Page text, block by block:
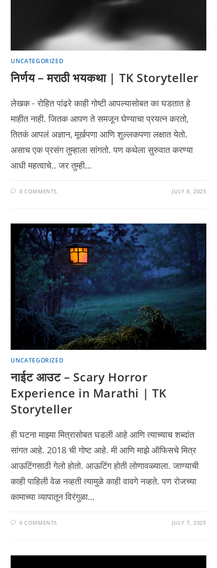
UNCATEGORIZED
निर्णय – मराठी भयकथा | TK Storyteller
लेखक - रोहित पांढरे काही गोष्टी आपल्यासोबत का घडतात हे
माहीत नाही. जितक आपण ते समजून घेण्याचा प्रयत्न करतो,
तितकं आपलं अज्ञान, मूर्खपणा आणि शुल्लकपणा लक्षात येतो.
असाच एक प्रसंग तुम्हाला सांगतो. पण कथेला सुरुवात करण्या
आधी महत्वाचे.. जर तुम्ही…
0 COMMENTS JULY 8, 2025
UNCATEGORIZED
नाईट आउट – Scary Horror
Experience in Marathi | TK
Storyteller
ही घटना माझ्या मित्रासोबत घडली आहे आणि त्याच्याच शब्दांत
सांगत आहे. 2018 ची गोष्ट आहे. मी आणि माझे ऑफिसचे मित्र
आऊटिंगसाठी गेलो होतो. आऊटिंग होती लोणावळ्याला. जाण्याची
काही पाहिली वेळ नव्हती त्यामुळे काही वावगे नव्हते. पण रोजच्या
कामाच्या व्यापातून विरंगुळा…
0 COMMENTS JULY 7, 2025